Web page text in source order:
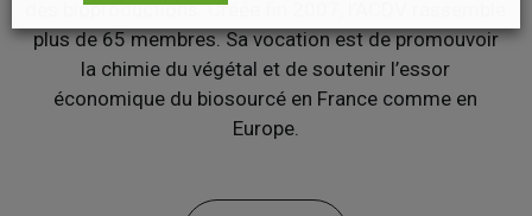
des bioproductions. Créée fin 2007, l’ACDV rassemble
plus de 65 membres. Sa vocation est de promouvoir
la chimie du végétal et de soutenir l’essor
économique du biosourcé en France comme en
Europe.